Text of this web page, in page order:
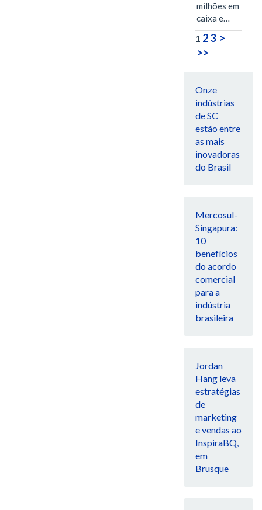
milhões em
caixa e…
1 23 >
>>
Onze
indústrias
de SC
estão entre
as mais
inovadoras
do Brasil
Mercosul-
Singapura:
10
benefícios
do acordo
comercial
para a
indústria
brasileira
Jordan
Hang leva
estratégias
de
marketing
e vendas ao
InspiraBQ,
em
Brusque